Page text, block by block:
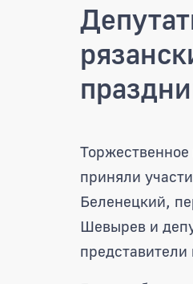
Депутаты
приняли
Беленецкий,
Шевырев и